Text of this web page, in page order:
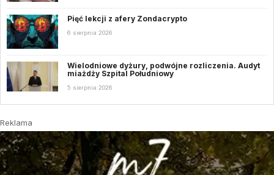
Pięć lekcji z afery Zondacrypto
6 sierpnia 2026
Wielodniowe dyżury, podwójne rozliczenia. Audyt
miażdży Szpital Południowy
5 sierpnia 2026
Reklama